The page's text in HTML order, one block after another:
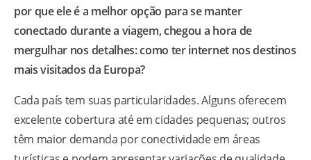
por que ele é a melhor opção para se manter
conectado durante a viagem, chegou a hora de
mergulhar nos detalhes: como ter internet nos destinos
mais visitados da Europa?
Cada país tem suas particularidades. Alguns oferecem
excelente cobertura até em cidades pequenas; outros
têm maior demanda por conectividade em áreas